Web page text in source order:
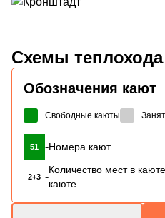
Схемы
Обозначения кают
Свободные каюты
51 -Номера кают
2+3 -
Количество мест в
каюте